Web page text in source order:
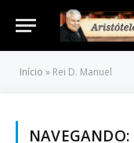
Início » Rei D. Manuel
NAVEGANDO: